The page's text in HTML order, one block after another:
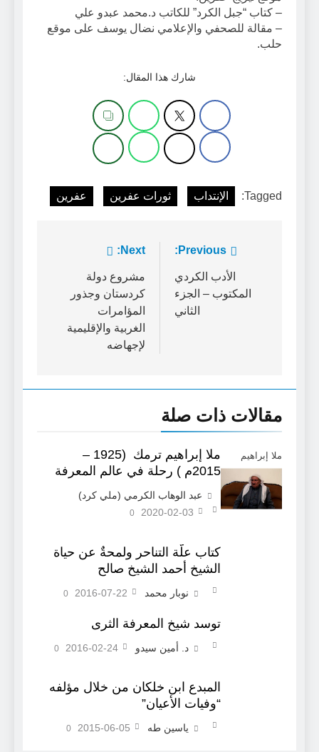
– كتاب “جبل الكرد” للكاتب د.محمد عبدو علي
– مقالة للصحفي والإعلامي نضال يوسف على موقع
حلب.
شارك هذا المقال:
Tagged: الإنتداب ثورات عفرين عفرين
تصفّح
المقالات
Previous:
الأدب الكردي
المكتوب – الجزء
الثاني
Next:
مشروع دولة
كردستان وجذور
المؤامرات
الغربية والإقليمية
لإجهاضه
مقالات ذات صلة
ملا إبراهيم
كوباني
ملا إبراهيم ترمك (1925 –
2015م ) رحلة في عالم المعرفة
عبد الوهاب الكرمي (ملي كرد)
2020-02-03
0
كتاب علّة التناحر ولمحةٌ عن حياة
الشيخ أحمد الشيخ صالح
نوبار محمد 2016-07-22
0
توسد شيخ المعرفة الثرى
د. أمين سيدو 2016-02-24
0
المبدع ابن خلكان من خلال مؤلفه
“وفيات الأعيان”
ياسين طه 2015-06-05
0